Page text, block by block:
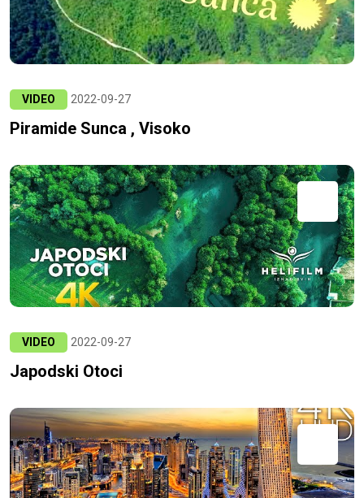
VIDEO 2022-09-27
Piramide Sunca , Visoko
VIDEO 2022-09-27
Japodski Otoci